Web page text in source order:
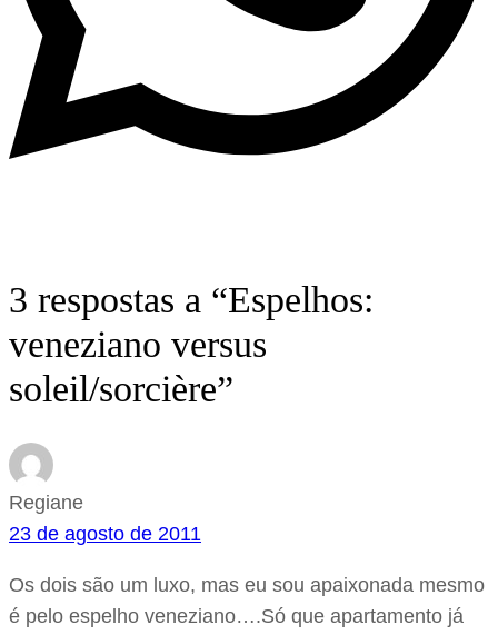
3 respostas a “Espelhos:
veneziano versus
soleil/sorcière”
Regiane
23 de agosto de 2011
Os dois são um luxo, mas eu sou apaixonada mesmo
é pelo espelho veneziano….Só que apartamento já